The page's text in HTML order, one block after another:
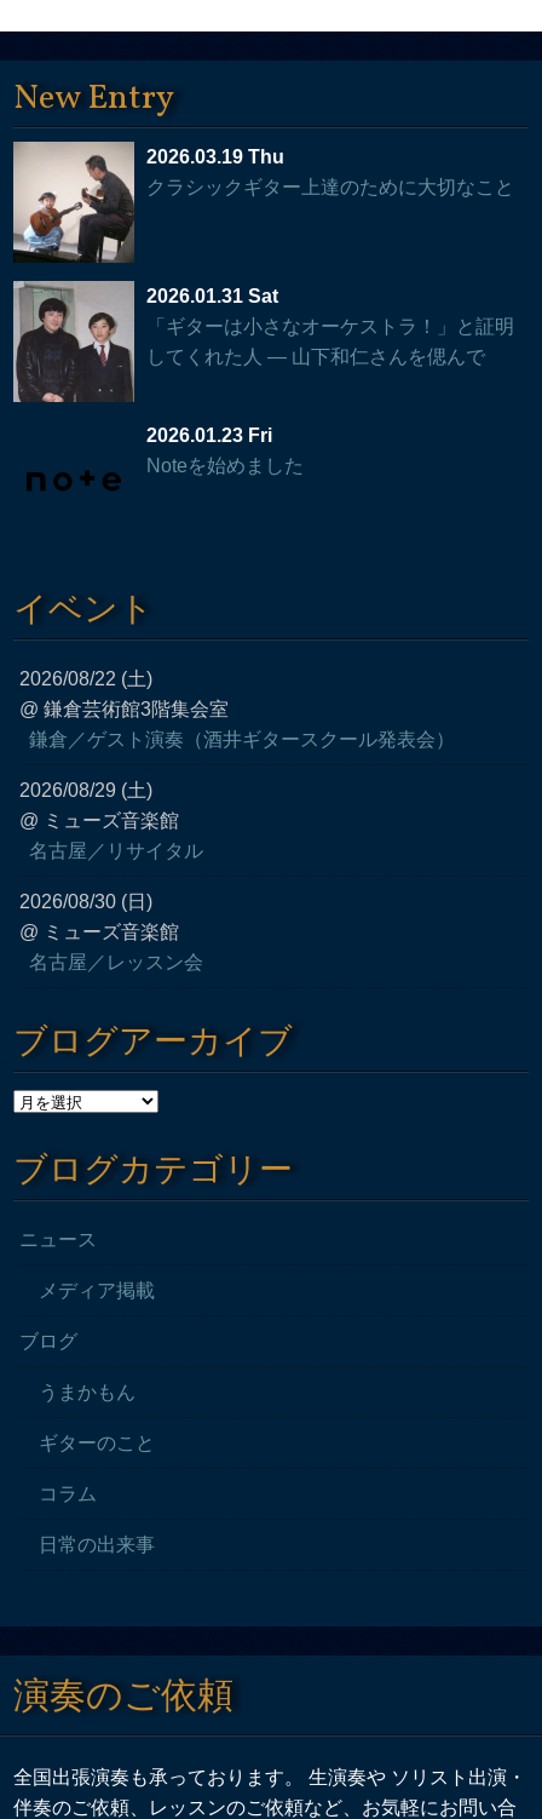
New Entry
2026.03.19 Thu
クラシックギター上達のために大切なこと
2026.01.31 Sat
「ギターは小さなオーケストラ！」と証明
してくれた人 — 山下和仁さんを偲んで
2026.01.23 Fri
Noteを始めました
イベント
2026/08/22 (土)
@ 鎌倉芸術館3階集会室
鎌倉／ゲスト演奏（酒井ギタースクール発表会）
2026/08/29 (土)
@ ミューズ音楽館
名古屋／リサイタル
2026/08/30 (日)
@ ミューズ音楽館
名古屋／レッスン会
ブログアーカイブ
ブログカテゴリー
ニュース
メディア掲載
ブログ
うまかもん
ギターのこと
コラム
日常の出来事
演奏のご依頼
全国出張演奏も承っております。 生演奏や ソリスト出演・
伴奏のご依頼、レッスンのご依頼など、お気軽にお問い合